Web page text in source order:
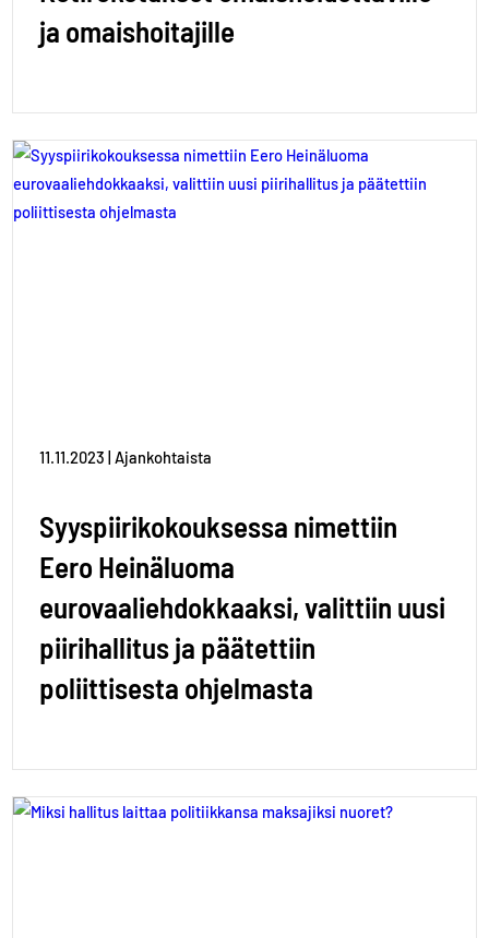
ja omaishoitajille
11.11.2023 | Ajankohtaista
Syyspiirikokouksessa nimettiin
Eero Heinäluoma
eurovaaliehdokkaaksi, valittiin uusi
piirihallitus ja päätettiin
poliittisesta ohjelmasta